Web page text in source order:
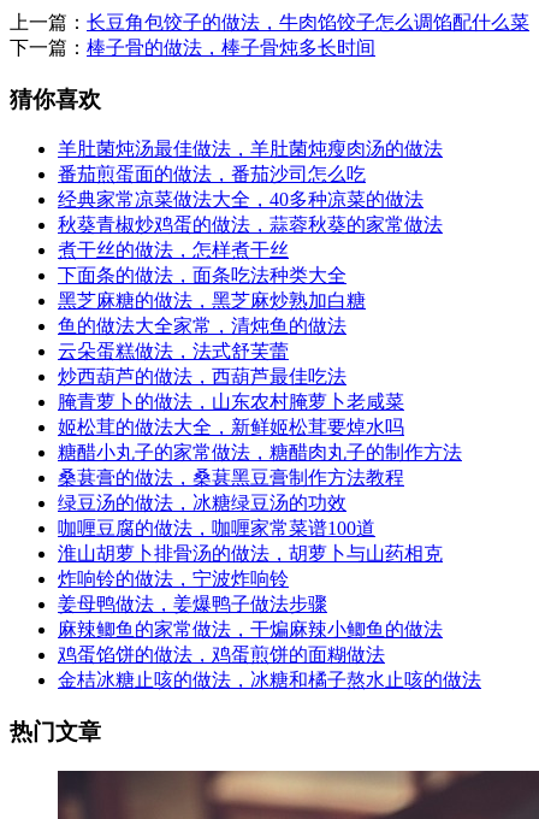
上一篇： 长豆角包饺子的做法，牛肉馅饺子怎么调馅配什么菜
下一篇： 棒子骨的做法，棒子骨炖多长时间
猜你喜欢
羊肚菌炖汤最佳做法，羊肚菌炖瘦肉汤的做法
番茄煎蛋面的做法，番茄沙司怎么吃
经典家常凉菜做法大全，40多种凉菜的做法
秋葵青椒炒鸡蛋的做法，蒜蓉秋葵的家常做法
煮干丝的做法，怎样煮干丝
下面条的做法，面条吃法种类大全
黑芝麻糖的做法，黑芝麻炒熟加白糖
鱼的做法大全家常，清炖鱼的做法
云朵蛋糕做法，法式舒芙蕾
炒西葫芦的做法，西葫芦最佳吃法
腌青萝卜的做法，山东农村腌萝卜老咸菜
姬松茸的做法大全，新鲜姬松茸要焯水吗
糖醋小丸子的家常做法，糖醋肉丸子的制作方法
桑葚膏的做法，桑葚黑豆膏制作方法教程
绿豆汤的做法，冰糖绿豆汤的功效
咖喱豆腐的做法，咖喱家常菜谱100道
淮山胡萝卜排骨汤的做法，胡萝卜与山药相克
炸响铃的做法，宁波炸响铃
姜母鸭做法，姜爆鸭子做法步骤
麻辣鲫鱼的家常做法，干煸麻辣小鲫鱼的做法
鸡蛋馅饼的做法，鸡蛋煎饼的面糊做法
金桔冰糖止咳的做法，冰糖和橘子熬水止咳的做法
热门文章